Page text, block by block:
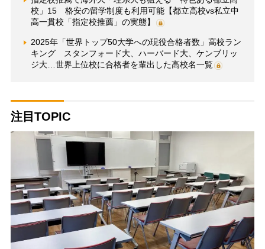
校」15 格安の留学制度も利用可能【都立高校vs私立中
高一貫校「指定校推薦」の実態】
2025年「世界トップ50大学への現役合格者数」高校ラン
キング スタンフォード大、ハーバード大、ケンブリッ
ジ大…世界上位校に合格者を輩出した高校名一覧
注目TOPIC